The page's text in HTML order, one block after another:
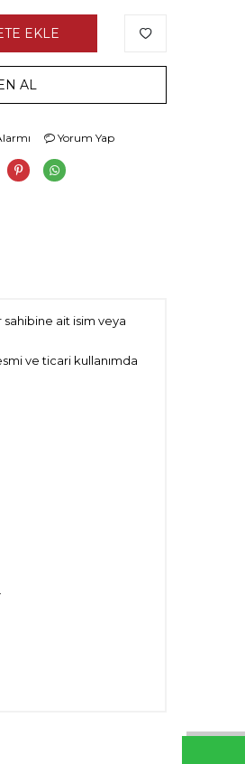
EKLE
AL
Yorum Yap
sahibine ait isim veya
ve ticari kullanımda